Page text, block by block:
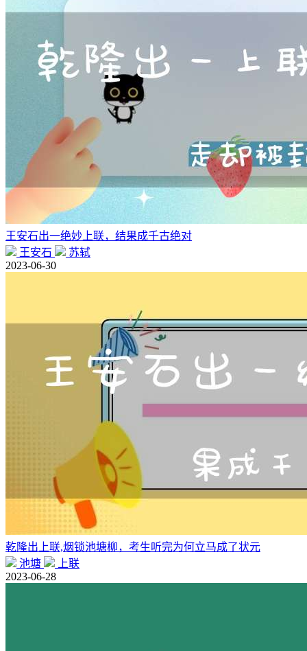
王安石出一绝妙上联，结果成千古绝对
王安石
苏轼
2023-06-30
乾隆出上联,烟锁池塘柳，考生听完为何立马成了状元
池塘
上联
2023-06-28